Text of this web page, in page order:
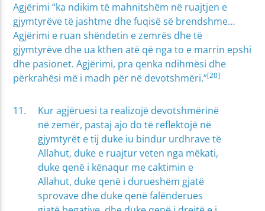
Agjërimi “ka ndikim të mahnitshëm në ruajtjen e
gjymtyrëve të jashtme dhe fuqisë së brendshme…
Agjërimi e ruan shëndetin e zemrës dhe të
gjymtyrëve dhe ua kthen atë që nga to e marrin epshi
dhe pasionet. Agjërimi, pra qenka ndihmësi dhe
përkrahësi më i madh për në devotshmëri.”[20]
Kur agjëruesi ta realizojë devotshmërinë
në zemër, pastaj ajo do të reflektojë në
gjymtyrët e tij duke iu bindur urdhrave të
Allahut, duke e ruajtur veten nga mëkati,
duke qenë i kënaqur me caktimin e
Allahut, duke qenë i durueshëm gjatë
sprovave dhe duke qenë falënderues